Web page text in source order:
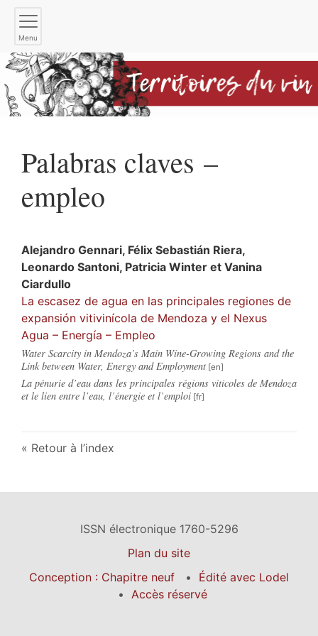
Menu
Palabras claves –
empleo
Alejandro Gennari, Félix Sebastián Riera,
Leonardo Santoni, Patricia Winter et Vanina
Ciardullo
La escasez de agua en las principales regiones de
expansión vitivinícola de Mendoza y el Nexus
Agua – Energía – Empleo
Water Scarcity in Mendoza’s Main Wine-Growing Regions and the
Link between Water, Energy and Employment
La pénurie d’eau dans les principales régions viticoles de Mendoza
et le lien entre l’eau, l’énergie et l’emploi
Retour à l’index
ISSN électronique 1760-5296
Plan du site
Conception : Chapitre neuf
Édité avec Lodel
Accès réservé